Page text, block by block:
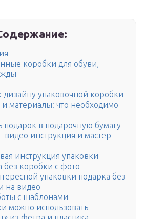
коробки для обуви,
дизайну упаковочной коробки
материалы: что необходимо
подарок в подарочную бумагу
видео инструкция и мастер-
инструкция упаковки
без коробки с фото
упаковки подарка без
на видео
с шаблонами
можно использовать